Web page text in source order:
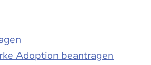
Adoption beantragen